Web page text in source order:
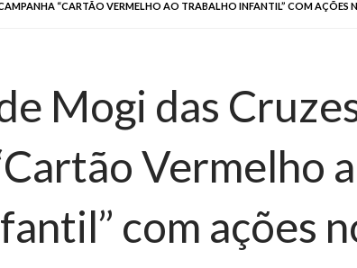
“CARTÃO VERMELHO AO TRABALHO INFANTIL” COM AÇÕES
Mogi das
Vermelho
com ações